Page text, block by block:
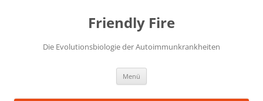
Friendly Fire
Die Evolutionsbiologie der Autoimmunkrankheiten
Menü